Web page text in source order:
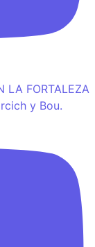
LA FORTALEZA
y Bou.